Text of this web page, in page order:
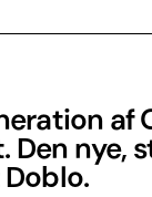
af
Den nye,